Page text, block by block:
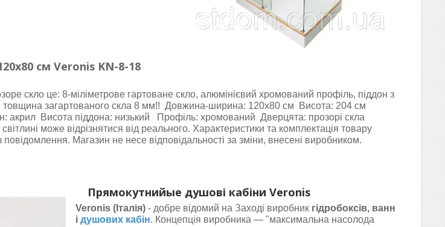
см Veronis KN-8-18
скло це: 8-міліметрове гартоване скло, алюмінієвий хромований профіль, піддон з
товщина загартованого скла 8 мм!! Довжина-ширина: 120х80 см Висота: 204 см
акрил Висота піддона: низький Профіль: хромований Дверцята: прозорі скла
може відрізнятися від реального. Характеристики та комплектація товару
Магазин не несе відповідальності за зміни, внесені виробником.
Прямокутнийые душові кабіни Veronis
Veronis (Італія) - добре відомий на Заході виробник гідробоксів, ванн
і душових кабін. Концепція виробника — "максимальна насолода